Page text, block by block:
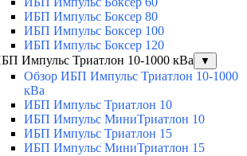
ИБП Импульс Боксер 80
ИБП Импульс Боксер 100
ИБП Импульс Боксер 120
Импульс Триатлон 10-1000 кВа
▼
Обзор ИБП Импульс Триатлон 10-1000
кВа
ИБП Импульс Триатлон 10
ИБП Импульс МиниТриатлон 10
ИБП Импульс Триатлон 15
ИБП Импульс МиниТриатлон 15